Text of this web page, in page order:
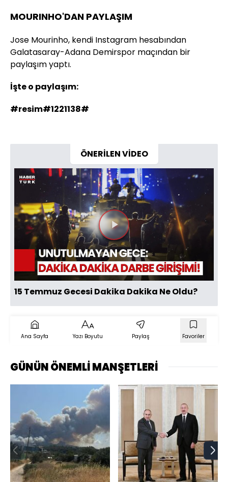
MOURINHO'DAN PAYLAŞIM
Jose Mourinho, kendi Instagram hesabından
Galatasaray-Adana Demirspor maçından bir
paylaşım yaptı.
İşte o paylaşım:
#resim#1221138#
ÖNERİLEN VİDEO
Videoyu
Oynat
15 Temmuz Gecesi Dakika Dakika Ne Oldu?
Ana Sayfa Yazı Boyutu Paylaş Favoriler
GÜNÜN ÖNEMLİ MANŞETLERİ